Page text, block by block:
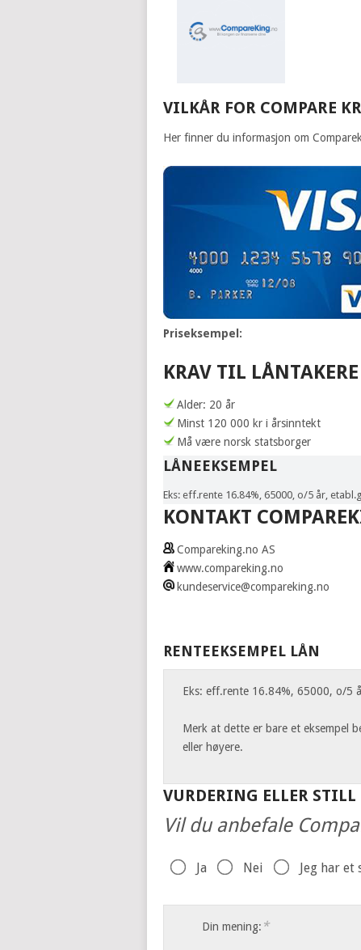
VILKÅR FOR COMPARE
Her finner du informasjon om
Priseksempel:
KRAV TIL LÅNTAKERE
Alder: 20 år
Minst 120 000 kr i årsinntekt
Må være norsk statsborger
LÅNEEKSEMPEL
Eks: eff.rente 16.84%, 65000, o/5 år,
KONTAKT
Compareking.no AS
www.compareking.no
kundeservice@compareking.no
RENTEEKSEMPEL LÅN
Eks: eff.rente 16.84%, 65000, o/5
Merk at dette er bare et eksempel
eller høyere.
VURDERING ELLER
Vil du anbefale
Ja Nei Jeg har et
Din mening: *